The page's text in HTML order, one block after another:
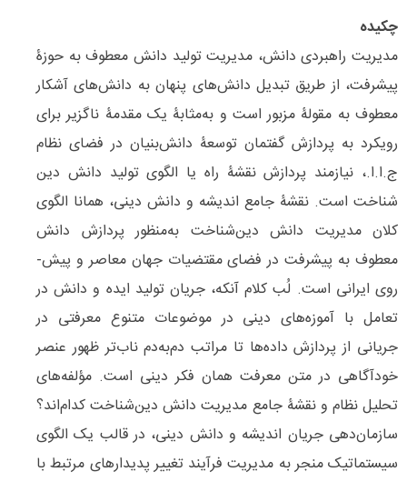
چکیده
مدیریت راهبردی دانش، مدیریت تولید دانش معطوف به حوزۀ
پیشرفت، از طریق تبدیل دانش‌­های پنهان به دانش­‌های آشکار
معطوف به مقولۀ مزبور است و به‌مثابۀ یک مقدمۀ ناگزیر برای
رویکرد به پردازش گفتمان توسعۀ دانش‌­بنیان در فضای نظام
ج.ا.ا.، نیازمند پردازش نقشۀ راه یا الگوی تولید دانش دین­‌
شناخت است. نقشۀ جامع اندیشه و دانش دینی، همانا الگوی
کلان مدیریت دانش ­دین‌­شناخت به‌منظور پردازش دانش
معطوف به پیشرفت در فضای مقتضیات جهان معاصر و پیش­
روی ایرانی است. لُب کلام آنکه، جریان تولید ایده و دانش در
تعامل با آموزه‌­های دینی در موضوعات متنوع معرفتی در
جریانی از پردازش داده­‌ها تا مراتب دم‌به‌دم ناب­‌تر ظهور عنصر
خودآگاهی در متن معرفت همان فکر دینی است. مؤلفه­‌های
تحلیل نظام و نقشۀ جامع مدیریت دانش دین­‌شناخت کدام‌اند؟
سازمان‌دهی جریان اندیشه و دانش ­دینی، در قالب یک الگوی
سیستماتیک منجر به مدیریت فرآیند تغییر پدیدارهای مرتبط با